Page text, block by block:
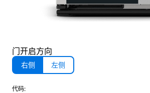
门开启方向
右侧 左侧
代码: